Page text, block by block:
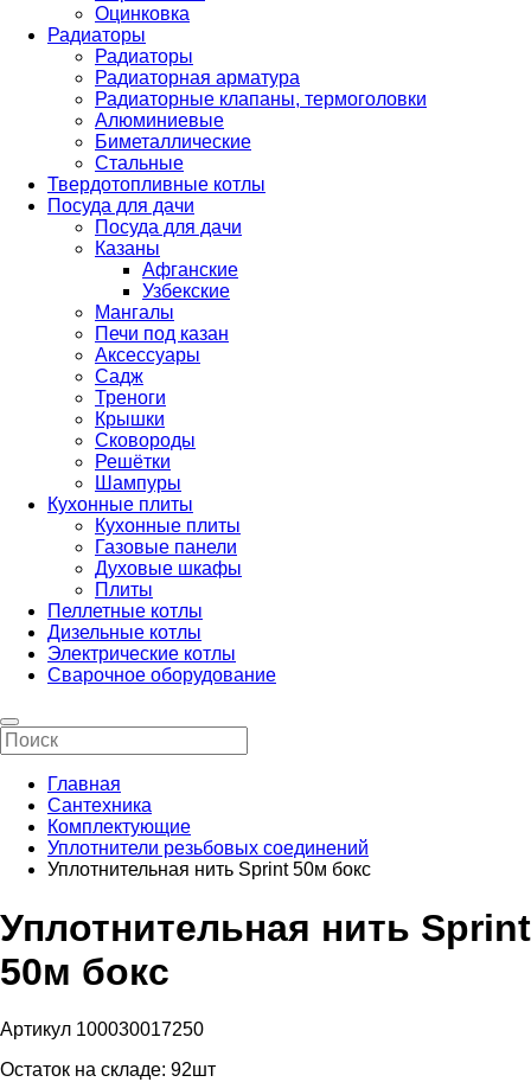
Оцинковка
Радиаторы
Радиаторы
Радиаторная арматура
Радиаторные клапаны, термоголовки
Алюминиевые
Биметаллические
Стальные
Твердотопливные котлы
Посуда для дачи
Посуда для дачи
Казаны
Афганские
Узбекские
Мангалы
Печи под казан
Аксессуары
Садж
Треноги
Крышки
Сковороды
Решётки
Шампуры
Кухонные плиты
Кухонные плиты
Газовые панели
Духовые шкафы
Плиты
Пеллетные котлы
Дизельные котлы
Электрические котлы
Сварочное оборудование
Главная
Сантехника
Комплектующие
Уплотнители резьбовых соединений
Уплотнительная нить Sprint 50м бокс
Уплотнительная нить Sprint
50м бокс
Артикул 100030017250
Остаток на складе: 92шт